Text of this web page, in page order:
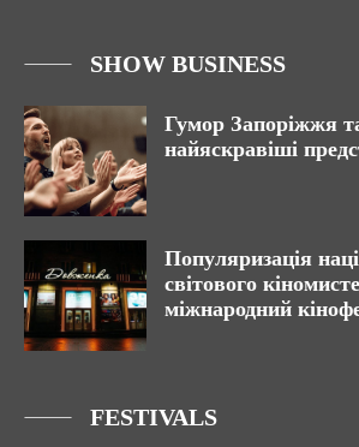
SHOW BUSINESS
Гумор Запоріжжя
найяскравіші
Популяризація
світового
міжнародний
FESTIVALS